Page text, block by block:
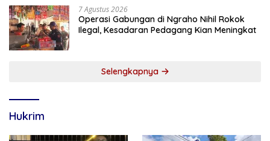
7 Agustus 2026
Operasi Gabungan di Ngraho Nihil Rokok
Ilegal, Kesadaran Pedagang Kian Meningkat
Selengkapnya
Hukrim